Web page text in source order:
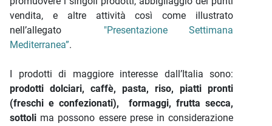
vendita, e altre attività così come illustrato
nell’allegato "Presentazione Settimana
Mediterranea”.
I prodotti di maggiore interesse dall’Italia sono:
prodotti dolciari, caffè, pasta, riso, piatti pronti
(freschi e confezionati), formaggi, frutta secca,
sottoli ma possono essere prese in considerazione